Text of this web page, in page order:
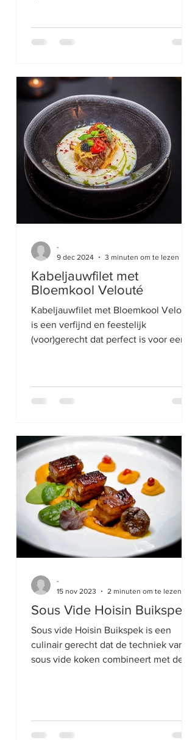
brengt. Het combineert de traditionele
een visueel verbluffende presentatie,
geïnspireerd door de kleurrijke pracht
van een mozaïek. Recept voor 6
personen / Bereidingstijd 4 uur /
Temperatuur Sous Vide 57 graden
Celsius Kalkoen Mozaïek: 800gram
Kabeljauwfilet met
Bloemkool Velouté
Kabeljauwfilet met Bloemkool Velouté
is een verfijnd en feestelijk
(voor)gerecht dat perfect is voor een
-
9 dec 2024
3 minuten om te lezen
Sous Vide Hoisin Buikspek
Sous vide Hoisin Buikspek is een
culinair gerecht dat de techniek van
sous vide koken combineert met de
-
15 nov 2023
2 minuten om te lezen